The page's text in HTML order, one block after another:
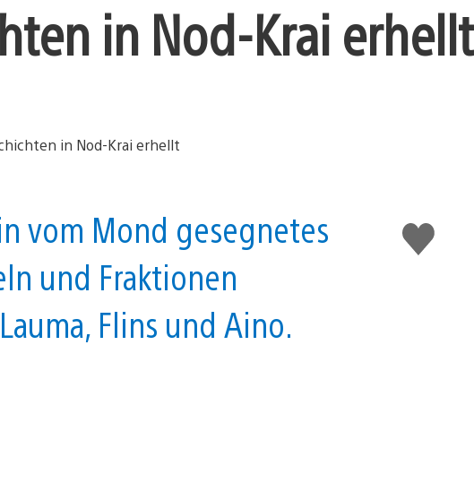
in Nod-Krai erhellt
Gefällt
mir
vom Mond gesegnetes
und Fraktionen
Flins und Aino.